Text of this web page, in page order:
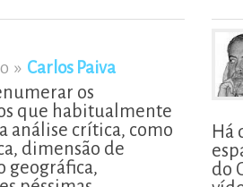
» Carlos Paiva
os
que habitualmente
análise crítica, como
dimensão de
geográfica,
Há
do